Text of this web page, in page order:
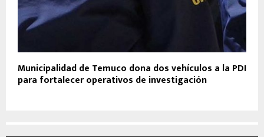
Municipalidad de Temuco dona dos vehículos a la PDI
para fortalecer operativos de investigación